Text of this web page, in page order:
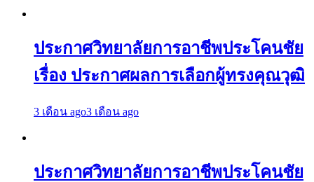
ประกาศวิทยาลัยการอาชีพประโคนชัย
เรื่อง ประกาศผลการเลือกผู้ทรงคุณวุฒิ
3 เดือน ago3 เดือน ago
ประกาศวิทยาลัยการอาชีพประโคนชัย